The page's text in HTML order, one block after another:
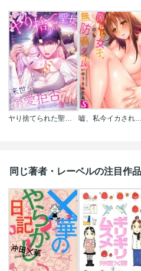
嘘、私今イカされてる…っ～隙なし女子､のち無防備タイム～
同じ著者・レーベルの注目作品